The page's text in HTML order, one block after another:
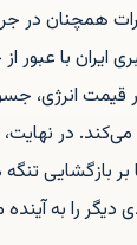
همچنان در
ایران با
قیمت انرژی،
می‌کند. در
بازگشایی تنگه
را به